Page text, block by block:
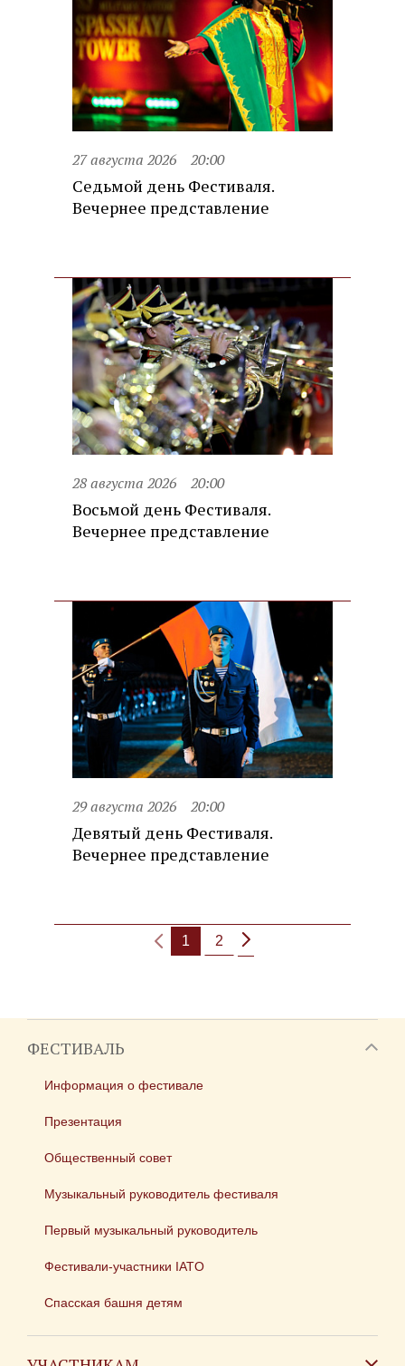
27 августа 2026 20:00
Седьмой день Фестиваля.
Вечернее представление
28 августа 2026 20:00
Восьмой день Фестиваля.
Вечернее представление
29 августа 2026 20:00
Девятый день Фестиваля.
Вечернее представление
1 2
ФЕСТИВАЛЬ
Информация о фестивале
Презентация
Общественный совет
Музыкальный руководитель фестиваля
Первый музыкальный руководитель
Фестивали-участники IATO
Спасская башня детям